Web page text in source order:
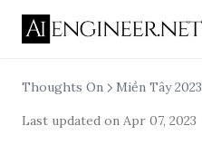
Thoughts On Miền Tây 2023
Last updated on Apr 07, 2023